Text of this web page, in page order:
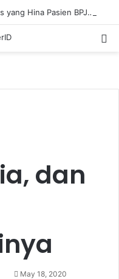
Kemenkes dan DPR Kecam Nakes yang Hina Pasien BPJS: Jaga Empati, Lakukan Investigasi!
dan
SendMay 18, 2020